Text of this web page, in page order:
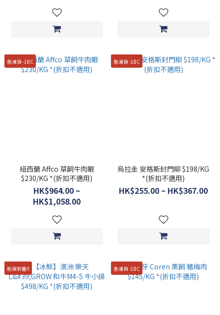
急凍貨 -18C
紐西蘭 Affco 草飼牛肉眼
$230/KG *(折扣不適用)
HK$964.00 ~
HK$1,058.00
急凍貨 -18C
烏拉圭 安格斯封門柳 $198/KG
*(折扣不適用)
HK$255.00 ~ HK$367.00
新貨到著!! 急凍貨 -18C